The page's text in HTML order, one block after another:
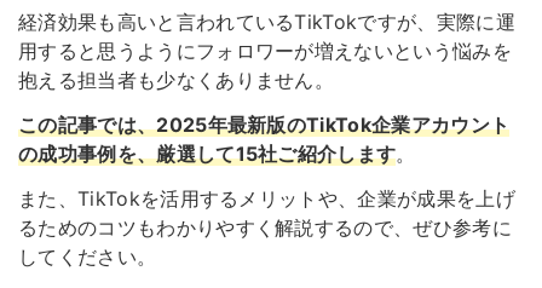
経済効果も高いと言われているTikTokですが、実際に運
用すると思うようにフォロワーが増えないという悩みを
抱える担当者も少なくありません。
この記事では、2025年最新版のTikTok企業アカウント
の成功事例を、厳選して15社ご紹介します。
また、TikTokを活用するメリットや、企業が成果を上げ
るためのコツもわかりやすく解説するので、ぜひ参考に
してください。